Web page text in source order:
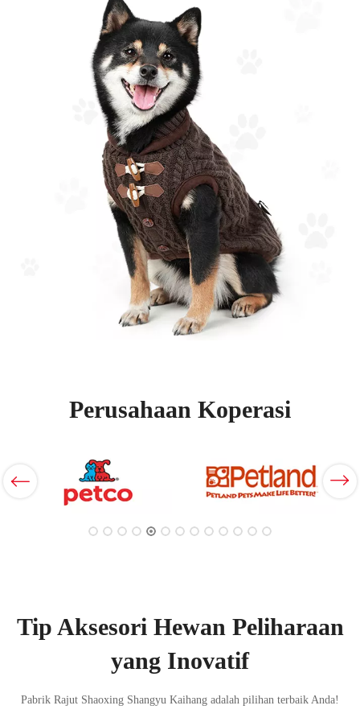
Perusahaan Koperasi
Tip Aksesori Hewan Peliharaan
yang Inovatif
Pabrik Rajut Shaoxing Shangyu Kaihang adalah pilihan terbaik Anda!